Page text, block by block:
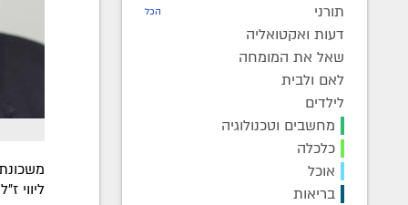
תורני
הכל
דעות ואקטואליה
שאל את המומחה
לאם ולבית
לילדים
מחשבים וטכנולוגיה
כלכלה
אוכל
בריאות
ליווי